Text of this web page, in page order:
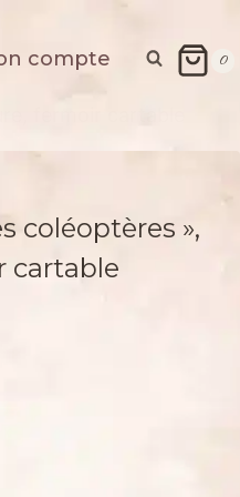
compte 0
coléoptères »,
cartable